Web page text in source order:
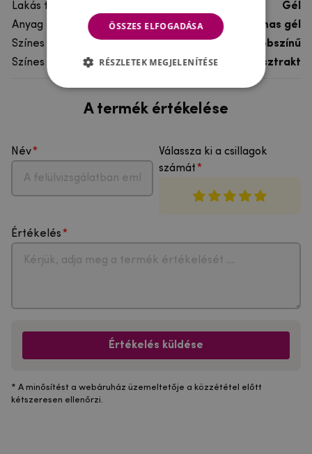
Lakás típusa
Gél
Anyag
rugalmas gél
Színes
többszínű
Színes motívum
Absztrakt
A termék értékelése
Név
Válassza ki a csillagok
számát
Értékelés
Értékelés küldése
* A minősítést a webáruház üzemeltetője a közzététel előtt
kétszeresen ellenőrzi.
ÖSSZES ELFOGADÁSA
RÉSZLETEK MEGJELENÍTÉSE